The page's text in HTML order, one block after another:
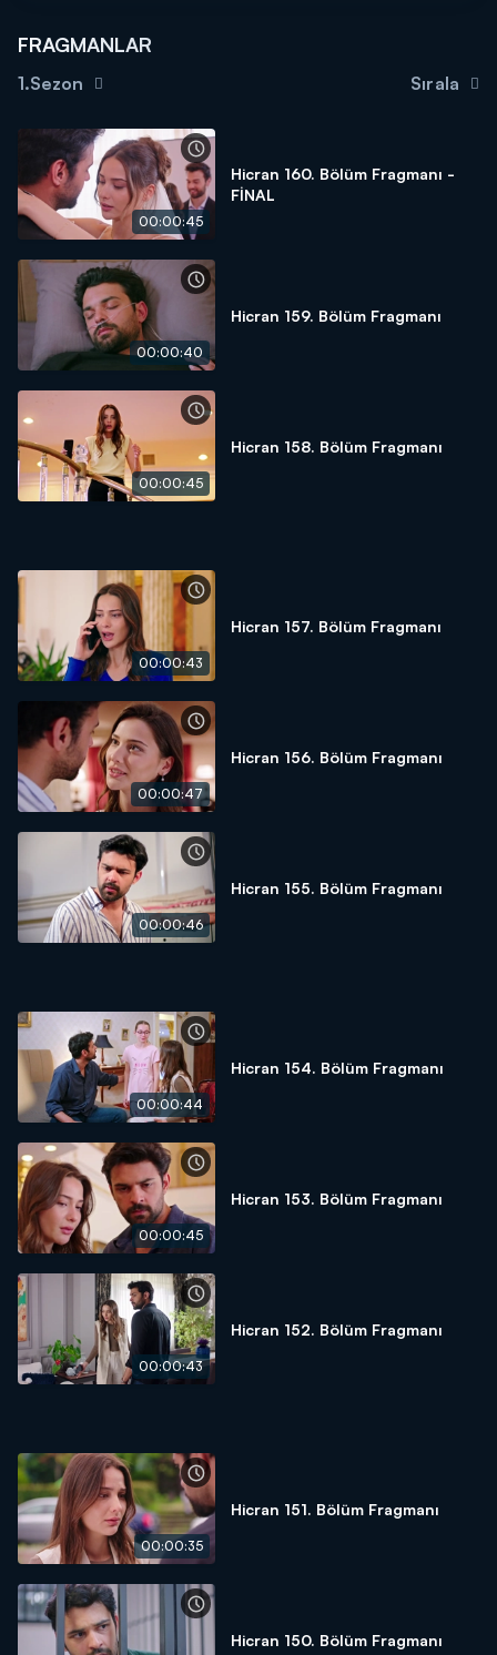
FRAGMANLAR
1.Sezon Sırala
00:00:45
Hicran 160. Bölüm Fragmanı -
FİNAL
00:00:40
Hicran 159. Bölüm Fragmanı
00:00:45
Hicran 158. Bölüm Fragmanı
00:00:43
Hicran 157. Bölüm Fragmanı
00:00:47
Hicran 156. Bölüm Fragmanı
00:00:46
Hicran 155. Bölüm Fragmanı
00:00:44
Hicran 154. Bölüm Fragmanı
00:00:45
Hicran 153. Bölüm Fragmanı
00:00:43
Hicran 152. Bölüm Fragmanı
00:00:35
Hicran 151. Bölüm Fragmanı
Hicran 150. Bölüm Fragmanı